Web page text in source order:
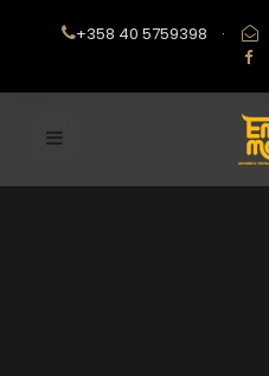
+358 40 5759398 ·